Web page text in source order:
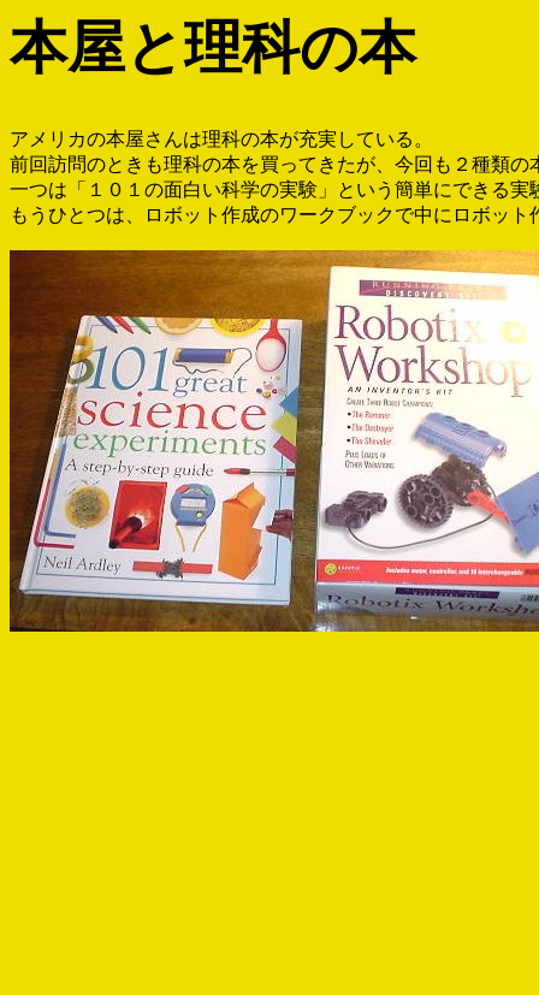
本屋と理科の本
アメリカの本屋さんは理科の本が充実している。
前回訪問のときも理科の本を買ってきたが、今回も２種類の
一つは「１０１の面白い科学の実験」という簡単にできる
もうひとつは、ロボット作成のワークブックで中にロボッ